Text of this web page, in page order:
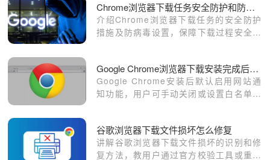
Chrome浏览器下载任务安全防护和防病毒设置
介绍Chrome浏览器下载任务的安全防护
措施及防病毒设置，保障下载过程安全，
Google Chrome浏览器下载安装完成后通知权限管理技巧
Google Chrome安装后默认启用网站通
知功能，用户可手动关闭或设置白名单，
谷歌浏览器下载文件损坏怎么修复
讲解谷歌浏览器下载文件损坏的识别和修
复方法，教用户通过官方校验工具或重新